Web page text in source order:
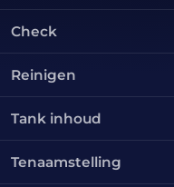
Check
Reinigen
Tank inhoud
Tenaamstelling